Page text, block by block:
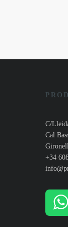
C/
Cal
+34